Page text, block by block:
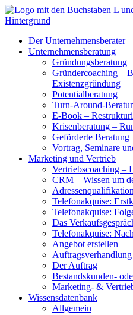
Zum
Inhalt
Der Unternehmensberater
Unternehmensberatung
Gründungsberatung
Gründercoaching –
Existenzgründung
Potentialberatung
Turn-Around-
E-Book –
Krisenberatung –
Geförderte Beratung
Vortrag, Seminare
Marketing und Vertrieb
Vertriebscoaching –
CRM – Wissen um
Adressenqualifikation
Telefonakquise:
Telefonakquise:
Das
Telefonakquise:
Angebot erstellen
Auftragsverhandlung
Der Auftrag
Bestandskunden-
Marketing- &
Wissensdatenbank
Allgemein